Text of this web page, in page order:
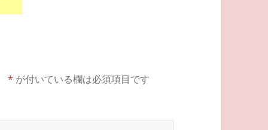
* が付いている欄は必須項目です